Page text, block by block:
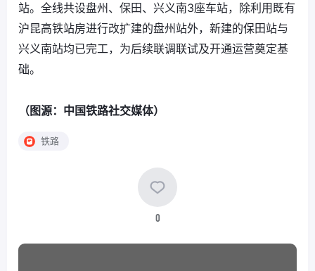
站。全线共设盘州、保田、兴义南3座车站，除利用既有
沪昆高铁站房进行改扩建的盘州站外，新建的保田站与
兴义南站均已完工，为后续联调联试及开通运营奠定基
础。
（图源：中国铁路社交媒体）
铁路
0